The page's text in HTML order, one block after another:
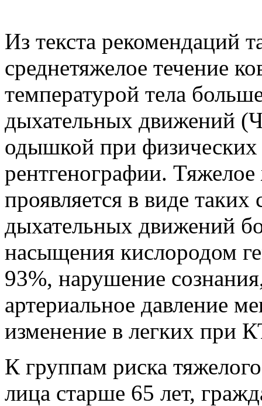
Из текста рекомендаций
среднетяжелое течение
температурой тела
дыхательных движений
одышкой при физических
рентгенографии.
проявляется в виде
дыхательных движений
насыщения кислородом
93%, нарушение
артериальное давление
изменение в легких при
К группам риска
лица старше 65 лет,